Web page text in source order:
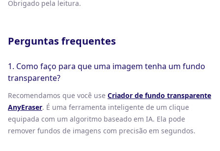
Obrigado pela leitura.
Perguntas frequentes
1. Como faço para que uma imagem tenha um fundo
transparente?
Recomendamos que você use Criador de fundo transparente
AnyEraser. É uma ferramenta inteligente de um clique
equipada com um algoritmo baseado em IA. Ela pode
remover fundos de imagens com precisão em segundos.